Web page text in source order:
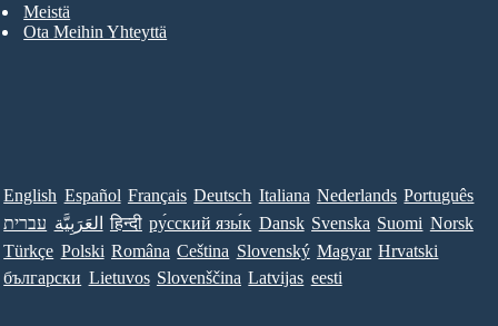
Meistä
Ota Meihin Yhteyttä
English Español Français Deutsch Italiana Nederlands Português
עברית العَرَبِيَّة हिन्दी ру́сский язы́к Dansk Svenska Suomi Norsk
Türkçe Polski Româna Ceština Slovenský Magyar Hrvatski
български Lietuvos Slovenščina Latvijas eesti